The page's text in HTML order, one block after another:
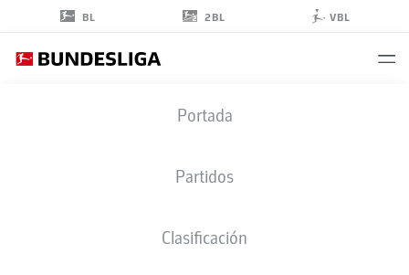
BL 2BL VBL
Portada
Partidos
Clasificación